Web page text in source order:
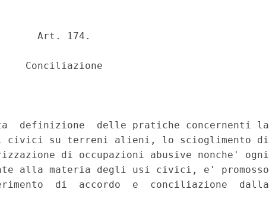
Art. 174.
Conciliazione
definizione  delle pratiche concernenti la
civici su terreni alieni, lo scioglimento di
di occupazioni abusive nonche' ogni
alla materia degli usi civici, e' promosso
di  accordo  e  conciliazione  dalla